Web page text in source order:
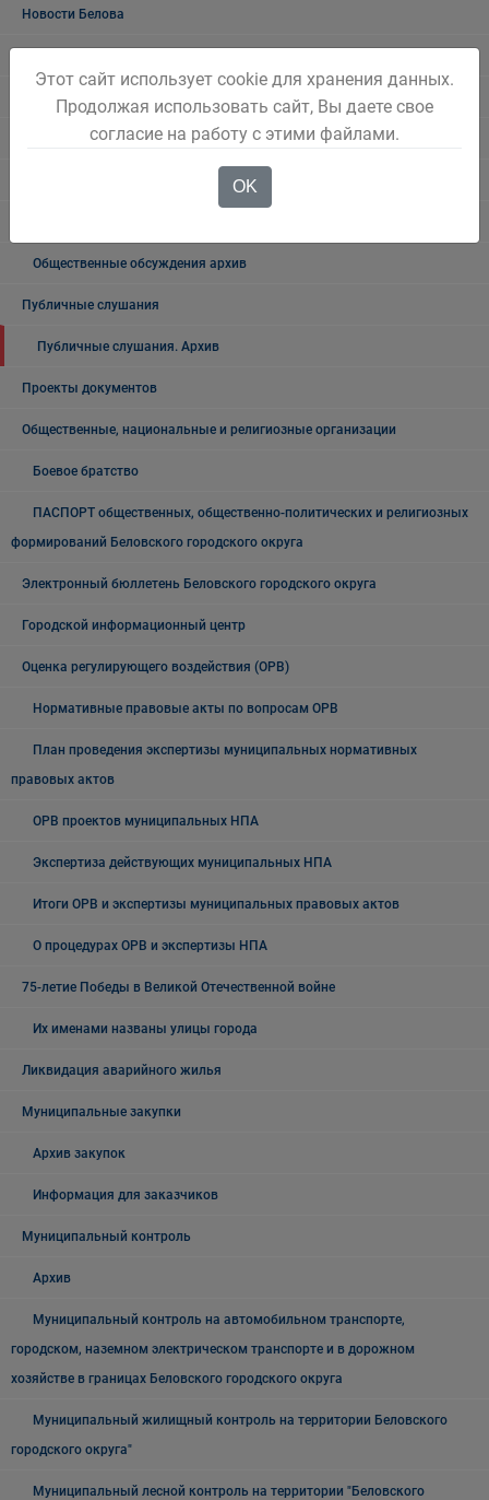
Новости Белова
Консультативные советы
Официальный комментарий
Общественные обсуждения архив
Публичные слушания
Публичные слушания. Архив
Проекты документов
Общественные, национальные и религиозные организации
Боевое братство
ПАСПОРТ общественных, общественно-политических и религиозных
формирований Беловского городского округа
Электронный бюллетень Беловского городского округа
Городской информационный центр
Оценка регулирующего воздействия (ОРВ)
Нормативные правовые акты по вопросам ОРВ
План проведения экспертизы муниципальных нормативных
правовых актов
ОРВ проектов муниципальных НПА
Экспертиза действующих муниципальных НПА
Итоги ОРВ и экспертизы муниципальных правовых актов
О процедурах ОРВ и экспертизы НПА
75-летие Победы в Великой Отечественной войне
Их именами названы улицы города
Ликвидация аварийного жилья
Муниципальные закупки
Архив закупок
Информация для заказчиков
Муниципальный контроль
Архив
Муниципальный контроль на автомобильном транспорте,
городском, наземном электрическом транспорте и в дорожном
хозяйстве в границах Беловского городского округа
Муниципальный жилищный контроль на территории Беловского
городского округа"
Муниципальный лесной контроль на территории "Беловского
Этот сайт использует cookie для хранения данных.
Продолжая использовать сайт, Вы даете свое
согласие на работу с этими файлами.
OK